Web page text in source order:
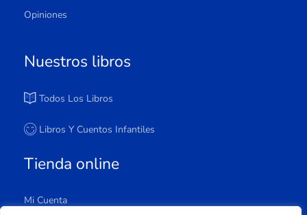
Opiniones
Nuestros libros
Todos Los Libros
Libros Y Cuentos Infantiles
Tienda online
Mi Cuenta